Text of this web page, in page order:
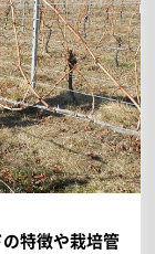
特徴や栽培管